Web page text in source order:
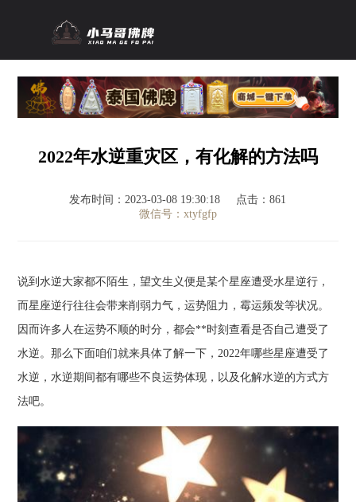
2022年水逆重灾区，有化解的方法吗
发布时间：2023-03-08 19:30:18
点击：861
微信号：xtyfgfp
说到水逆大家都不陌生，望文生义便是某个星座遭受水星逆行，
而星座逆行往往会带来削弱力气，运势阻力，霉运频发等状况。
因而许多人在运势不顺的时分，都会**时刻查看是否自己遭受了
水逆。那么下面咱们就来具体了解一下，2022年哪些星座遭受了
水逆，水逆期间都有哪些不良运势体现，以及化解水逆的方式方
法吧。